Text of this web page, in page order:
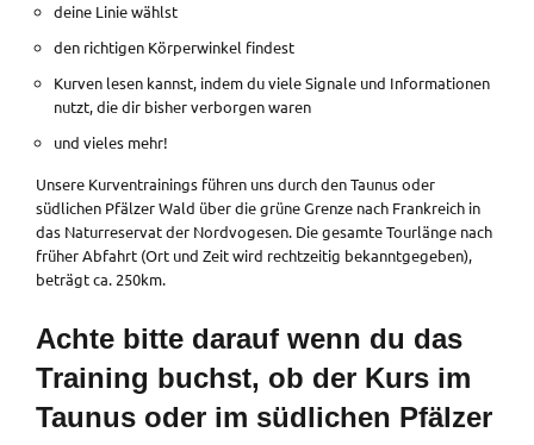
deine Linie wählst
den richtigen Körperwinkel findest
Kurven lesen kannst, indem du viele Signale und Informationen
nutzt, die dir bisher verborgen waren
und vieles mehr!
Unsere Kurventrainings führen uns durch den Taunus oder
südlichen Pfälzer Wald über die grüne Grenze nach Frankreich in
das Naturreservat der Nordvogesen. Die gesamte Tourlänge nach
früher Abfahrt (Ort und Zeit wird rechtzeitig bekanntgegeben),
beträgt ca. 250km.
Achte bitte darauf wenn du das
Training buchst, ob der Kurs im
Taunus oder im südlichen Pfälzer